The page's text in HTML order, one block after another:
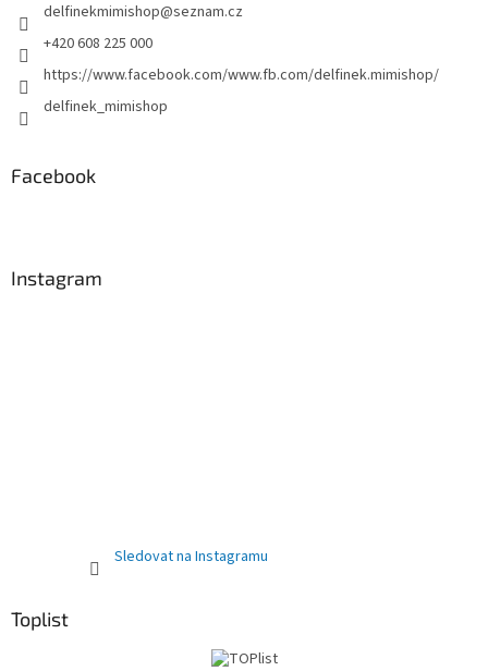
delfinekmimishop@seznam.cz
+420 608 225 000
https://www.facebook.com/www.fb.com/delfinek.mimishop/
delfinek_mimishop
Facebook
Instagram
Sledovat na Instagramu
Toplist